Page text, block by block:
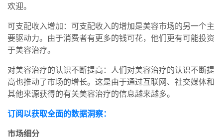
欢迎。
可支配收入增加：可支配收入的增加是美容市场的另一个主
要驱动力。由于消费者有更多的钱可花，他们更有可能投资
于美容治疗。
对美容治疗的认识不断提高：人们对美容治疗的认识不断提
高也推动了市场的增长。这是由于通过互联网、社交媒体和
其他来源获得的有关美容治疗的信息越来越多。
订阅以获取全面的数据洞察：
市场细分